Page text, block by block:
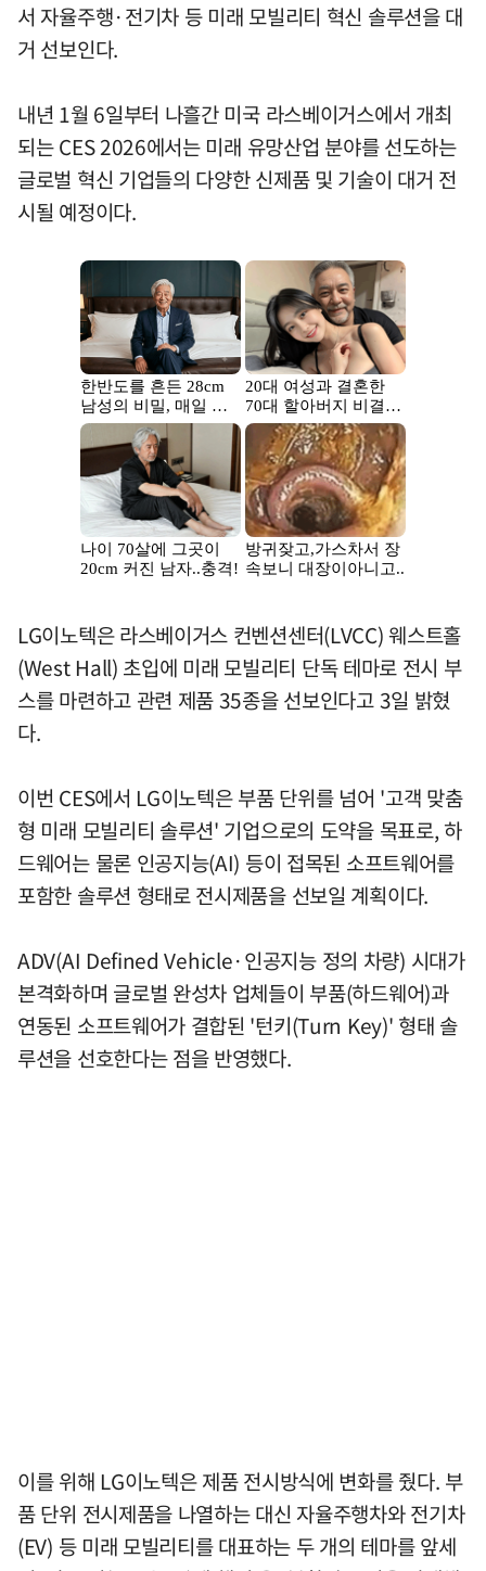
서 자율주행·전기차 등 미래 모빌리티 혁신 솔루션을 대
거 선보인다.
내년 1월 6일부터 나흘간 미국 라스베이거스에서 개최
되는 CES 2026에서는 미래 유망산업 분야를 선도하는
글로벌 혁신 기업들의 다양한 신제품 및 기술이 대거 전
시될 예정이다.
LG이노텍은 라스베이거스 컨벤션센터(LVCC) 웨스트홀
(West Hall) 초입에 미래 모빌리티 단독 테마로 전시 부
스를 마련하고 관련 제품 35종을 선보인다고 3일 밝혔
다.
이번 CES에서 LG이노텍은 부품 단위를 넘어 '고객 맞춤
형 미래 모빌리티 솔루션' 기업으로의 도약을 목표로, 하
드웨어는 물론 인공지능(AI) 등이 접목된 소프트웨어를
포함한 솔루션 형태로 전시제품을 선보일 계획이다.
ADV(AI Defined Vehicle·인공지능 정의 차량) 시대가
본격화하며 글로벌 완성차 업체들이 부품(하드웨어)과
연동된 소프트웨어가 결합된 '턴키(Turn Key)' 형태 솔
루션을 선호한다는 점을 반영했다.
이를 위해 LG이노텍은 제품 전시방식에 변화를 줬다. 부
품 단위 전시제품을 나열하는 대신 자율주행차와 전기차
(EV) 등 미래 모빌리티를 대표하는 두 개의 테마를 앞세